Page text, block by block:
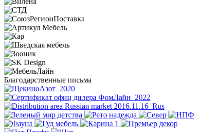
Благодарственные письма